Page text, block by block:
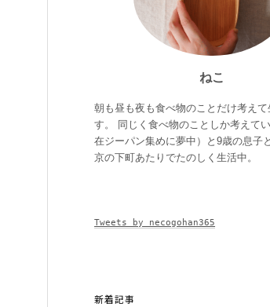
ねこ
朝も昼も夜も食べ物のことだけ考えて
す。 同じく食べ物のことしか考えて
在ジーパン集めに夢中）と9歳の息子
京の下町あたりでたのしく生活中。
Tweets by necogohan365
新着記事